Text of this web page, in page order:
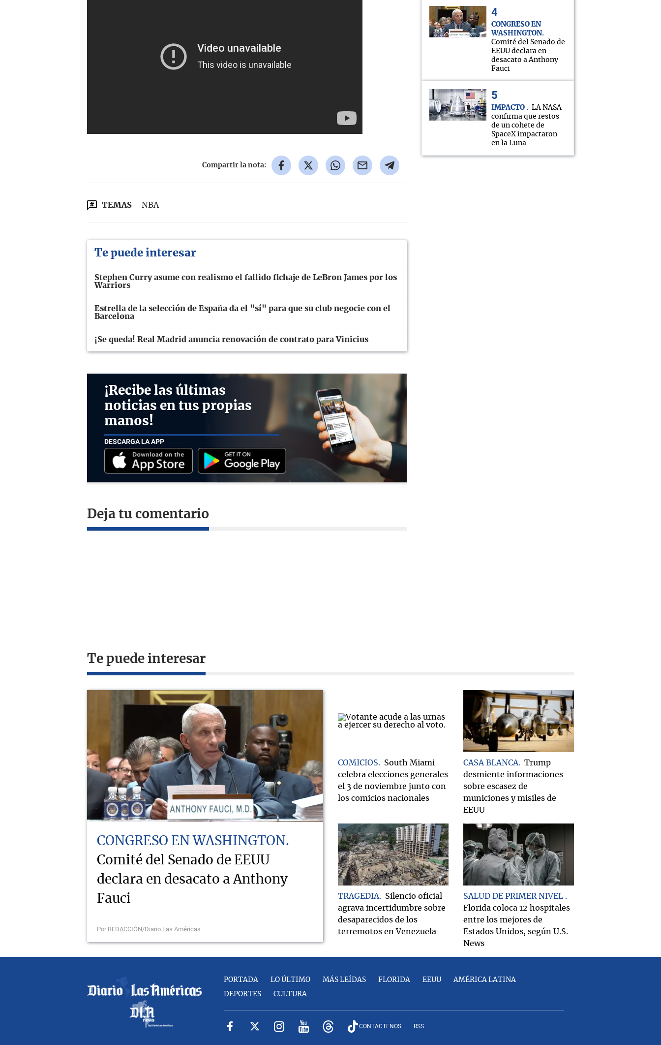
Compartir la nota:
TEMAS NBA
Te puede interesar
Stephen Curry asume con realismo el fallido fichaje de LeBron James por los
Warriors
Estrella de la selección de España da el "sí" para que su club negocie con el
Barcelona
¡Se queda! Real Madrid anuncia renovación de contrato para Vinicius
¡Recibe las últimas
noticias en tus propias
manos!
DESCARGA LA APP
Deja tu comentario
CONGRESO EN
WASHINGTON
Comité del Senado de
EEUU declara en
desacato a Anthony
Fauci
IMPACTO
LA NASA
confirma que restos
de un cohete de
SpaceX impactaron
en la Luna
Te puede interesar
CONGRESO EN WASHINGTON
Comité del Senado de EEUU
declara en desacato a Anthony
Fauci
Por REDACCIÓN/Diario Las Américas
COMICIOS
South Miami
celebra elecciones generales
el 3 de noviembre junto con
los comicios nacionales
CASA BLANCA
Trump
desmiente informaciones
sobre escasez de
municiones y misiles de
EEUU
TRAGEDIA
Silencio oficial
agrava incertidumbre sobre
desaparecidos de los
terremotos en Venezuela
SALUD DE PRIMER NIVEL
Florida coloca 12 hospitales
entre los mejores de
Estados Unidos, según U.S.
News
PORTADA LO ÚLTIMO MÁS LEÍDAS FLORIDA EEUU AMÉRICA LATINA
DEPORTES CULTURA
CONTACTENOS RSS